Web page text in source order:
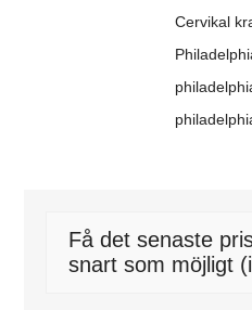
Cervikal
Få det senaste
snart som möjligt